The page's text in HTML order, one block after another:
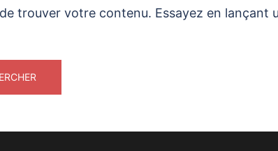
trouver votre contenu. Essayez en lançant